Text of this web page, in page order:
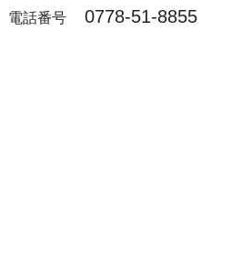
電話番号 0778-51-8855